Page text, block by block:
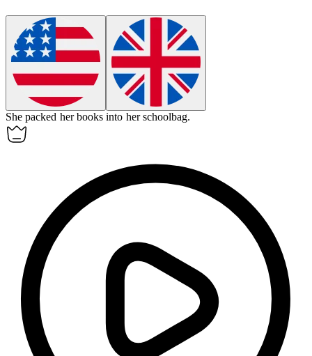
She packed her books into herschoolbag.